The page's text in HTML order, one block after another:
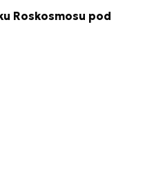
Roskosmosu pod